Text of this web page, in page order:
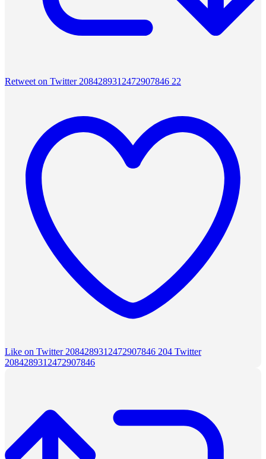
Retweet on Twitter 2084289312472907846 22
Like on Twitter 2084289312472907846 204 Twitter
2084289312472907846